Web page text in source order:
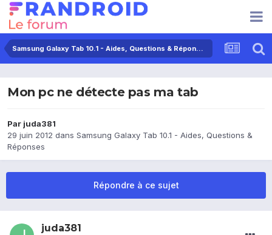
Samsung Galaxy Tab 10.1 - Aides, Questions & Réponses
Mon pc ne détecte pas ma tab
Par juda381
29 juin 2012 dans Samsung Galaxy Tab 10.1 - Aides, Questions &
Réponses
Répondre à ce sujet
juda381